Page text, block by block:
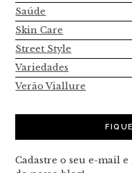
Saúde
Skin Care
Street Style
Variedades
Verão Viallure
Cadastre o seu e-mail